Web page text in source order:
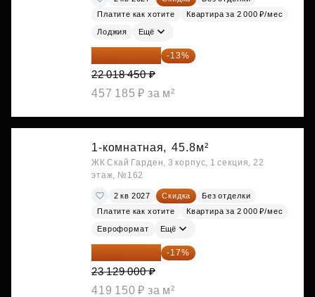
Платите как хотите
Квартира за 2 000 ₽/мес
Лоджия Ещё
19 156 052 ₽ -13%
22 018 450 ₽
457 185 ₽ за м²
1-комнатная, 45.8м²
ЖК Скай Гарден, 3 корпус, 1 секция, 22
этаж, №162
2 кв 2027 Скидка
Без отделки
Платите как хотите
Квартира за 2 000 ₽/мес
Евроформат Ещё
19 197 070 ₽ -17%
23 129 000 ₽
419 150 ₽ за м²